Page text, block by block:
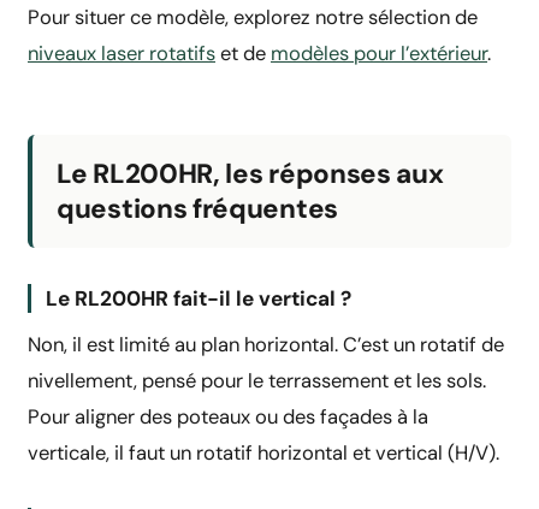
Pour situer ce modèle, explorez notre sélection de
niveaux laser rotatifset de modèles pour l’extérieur.
Le RL200HR, les réponses aux
questions fréquentes
Le RL200HR fait-il le vertical ?
Non, il est limité au plan horizontal. C’est un rotatif de
nivellement, pensé pour le terrassement et les sols.
Pour aligner des poteaux ou des façades à la
verticale, il faut un rotatif horizontal et vertical (H/V).